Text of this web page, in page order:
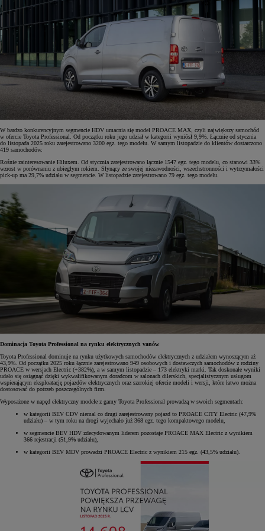
W bardzo konkurencyjnym segmencie HDV umacnia się model PROACE MAX, czyli największy samochód
w ofercie Toyota Professional. Od początku roku jego udział w kategorii wyniósł 9,9%. Łącznie od stycznia
do listopada 2025 roku zarejestrowano 3200 egz. tego modelu. W samym listopadzie do klientów dostarczono
419 samochodów.
Rośnie zainteresowanie Hiluxem. Od stycznia zarejestrowano łącznie 1547 egz. tego modelu, co stanowi 33%
wzrost w porównaniu z ubiegłym rokiem. Słynący ze swojej niezawodności, wszechstronności i wytrzymałości
pick-up ma 29,7% udziału w segmencie. W listopadzie zarejestrowano 79 egz. tego modelu.
Dominacja Toyota Professional na rynku elektrycznych vanów
Toyota Professional dominuje na rynku użytkowych samochodów elektrycznych z udziałem wynoszącym aż
43,9%. Od początku 2025 roku łącznie zarejestrowano 949 osobowych i dostawczych samochodów z rodziny
PROACE w wersjach Electric (+382%), a w samym listopadzie – 173 elektryki marki. Tak doskonałe wyniki
udało się osiągnąć dzięki wykwalifikowanym doradcom w salonach dilerskich, specjalistycznym usługom
wspierającym eksploatację pojazdów elektrycznych oraz szerokiej ofercie modeli i wersji, które łatwo można
dostosować do potrzeb poszczególnych firm.
Wyposażone w napęd elektryczny modele z gamy Toyota Professional prowadzą w swoich segmentach:
w kategorii BEV CDV niemal co drugi zarejestrowany pojazd to PROACE CITY Electric (47,9%
udziału) – w tym roku na drogi wyjechało już 368 egz. tego kompaktowego modelu,
w segmencie BEV HDV zdecydowanym liderem pozostaje PROACE MAX Electric z wynikiem
366 rejestracji (51,9% udziału),
w kategorii BEV MDV prowadzi PROACE Electric z wynikiem 215 egz. (43,5% udziału).